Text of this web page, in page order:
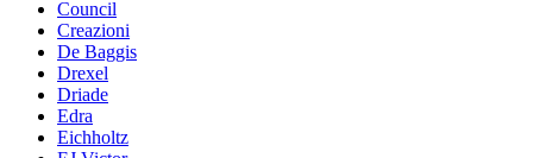
Council
Creazioni
De Baggis
Drexel
Driade
Edra
Eichholtz